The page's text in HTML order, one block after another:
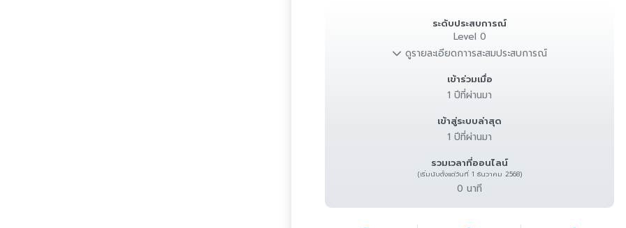
ระดับประสบการณ์
Level 0
ดูรายละเอียดกาารสะสมประสบการณ์
เข้าร่วมเมื่อ
1 ปีที่ผ่านมา
เข้าสู่ระบบล่าสุด
1 ปีที่ผ่านมา
รวมเวลาที่ออนไลน์
(เริ่มนับตั้งแต่วันที่ 1 ธันวาคม 2568)
0 นาที